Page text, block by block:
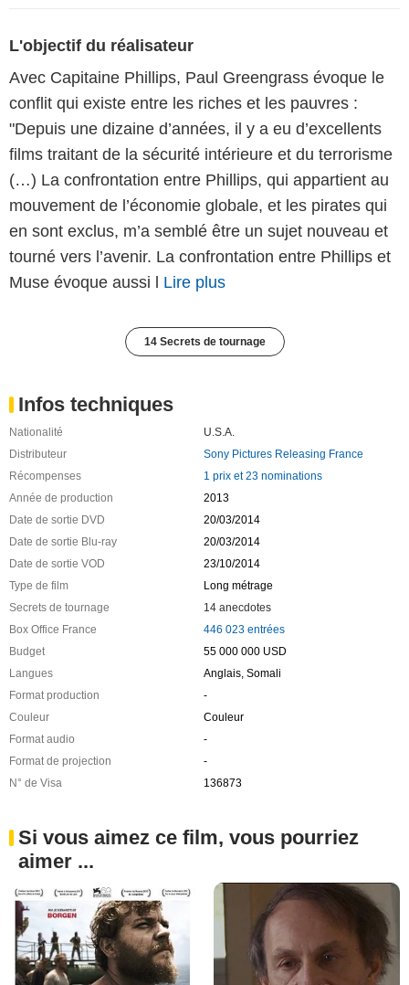
L'objectif du réalisateur
Avec Capitaine Phillips, Paul Greengrass évoque le
conflit qui existe entre les riches et les pauvres :
"Depuis une dizaine d’années, il y a eu d’excellents
films traitant de la sécurité intérieure et du terrorisme
(…) La confrontation entre Phillips, qui appartient au
mouvement de l’économie globale, et les pirates qui
en sont exclus, m’a semblé être un sujet nouveau et
tourné vers l’avenir. La confrontation entre Phillips et
Muse évoque aussi l Lire plus
14 Secrets de tournage
Infos techniques
Nationalité
U.S.A.
Distributeur
Sony Pictures Releasing France
Récompenses
1 prix et 23 nominations
Année de production
2013
Date de sortie DVD
20/03/2014
Date de sortie Blu-ray
20/03/2014
Date de sortie VOD
23/10/2014
Type de film
Long métrage
Secrets de tournage
14 anecdotes
Box Office France
446 023 entrées
Budget
55 000 000 USD
Langues
Anglais, Somali
Format production
-
Couleur
Couleur
Format audio
-
Format de projection
-
N° de Visa
136873
Si vous aimez ce film, vous pourriez
aimer ...